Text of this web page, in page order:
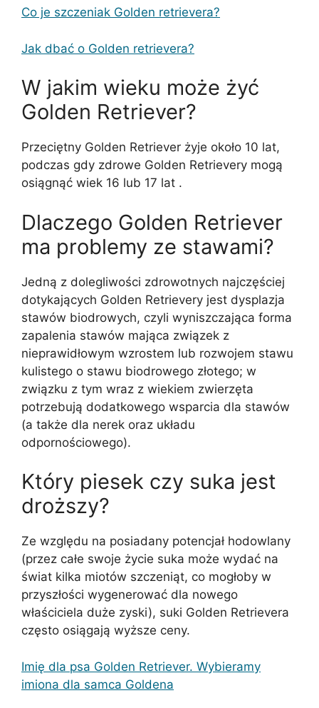
Co je szczeniak Golden retrievera?
Jak dbać o Golden retrievera?
W jakim wieku może żyć
Golden Retriever?
Przeciętny Golden Retriever żyje około 10 lat,
podczas gdy zdrowe Golden Retrievery mogą
osiągnąć wiek 16 lub 17 lat .
Dlaczego Golden Retriever
ma problemy ze stawami?
Jedną z dolegliwości zdrowotnych najczęściej
dotykających Golden Retrievery jest dysplazja
stawów biodrowych, czyli wyniszczająca forma
zapalenia stawów mająca związek z
nieprawidłowym wzrostem lub rozwojem stawu
kulistego o stawu biodrowego złotego; w
związku z tym wraz z wiekiem zwierzęta
potrzebują dodatkowego wsparcia dla stawów
(a także dla nerek oraz układu
odpornościowego).
Który piesek czy suka jest
droższy?
Ze względu na posiadany potencjał hodowlany
(przez całe swoje życie suka może wydać na
świat kilka miotów szczeniąt, co mogłoby w
przyszłości wygenerować dla nowego
właściciela duże zyski), suki Golden Retrievera
często osiągają wyższe ceny.
Imię dla psa Golden Retriever. Wybieramy
imiona dla samca Goldena